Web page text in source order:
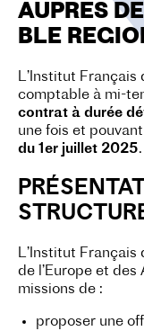
AUPRES
BLE
L’Institut Français
comptable à mi-
contrat à durée
une fois et
du 1er juillet 2025.
L’Institut
de l’Europe et
missions de :
proposer une